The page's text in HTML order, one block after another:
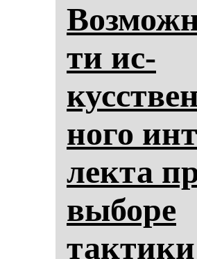
ти ис­
но­го
лек­та
вы­бо­ре
так­ти­ки